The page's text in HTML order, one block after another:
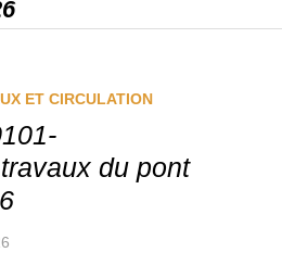
ET CIRCULATION
du pont